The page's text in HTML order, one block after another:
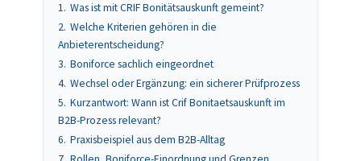
1. Was ist mit CRIF Bonitätsauskunft gemeint?
2. Welche Kriterien gehören in die
Anbieterentscheidung?
3. Boniforce sachlich eingeordnet
4. Wechsel oder Ergänzung: ein sicherer Prüfprozess
5. Kurzantwort: Wann ist Crif Bonitaetsauskunft im
B2B-Prozess relevant?
6. Praxisbeispiel aus dem B2B-Alltag